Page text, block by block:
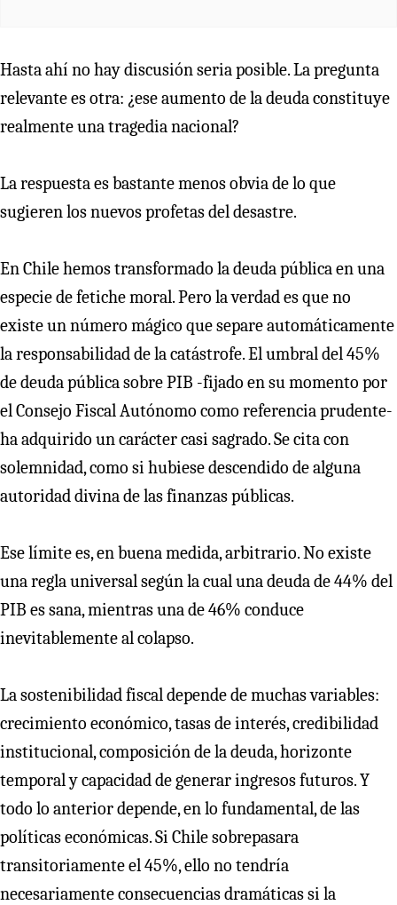
Hasta ahí no hay discusión seria posible. La pregunta
relevante es otra: ¿ese aumento de la deuda constituye
realmente una tragedia nacional?
La respuesta es bastante menos obvia de lo que
sugieren los nuevos profetas del desastre.
En Chile hemos transformado la deuda pública en una
especie de fetiche moral. Pero la verdad es que no
existe un número mágico que separe automáticamente
la responsabilidad de la catástrofe. El umbral del 45%
de deuda pública sobre PIB -fijado en su momento por
el Consejo Fiscal Autónomo como referencia prudente-
ha adquirido un carácter casi sagrado. Se cita con
solemnidad, como si hubiese descendido de alguna
autoridad divina de las finanzas públicas.
Ese límite es, en buena medida, arbitrario. No existe
una regla universal según la cual una deuda de 44% del
PIB es sana, mientras una de 46% conduce
inevitablemente al colapso.
La sostenibilidad fiscal depende de muchas variables:
crecimiento económico, tasas de interés, credibilidad
institucional, composición de la deuda, horizonte
temporal y capacidad de generar ingresos futuros. Y
todo lo anterior depende, en lo fundamental, de las
políticas económicas. Si Chile sobrepasara
transitoriamente el 45%, ello no tendría
necesariamente consecuencias dramáticas si la